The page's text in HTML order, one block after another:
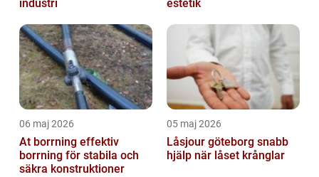
industri estetik
06 maj 2026
At borrning effektiv
borrning för stabila och
säkra konstruktioner
05 maj 2026
Låsjour göteborg snabb
hjälp när låset krånglar